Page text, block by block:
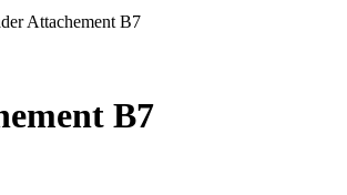
Attachement B7
B7